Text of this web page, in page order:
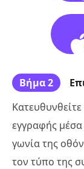
Βήμα 2
εγγραφής μέσα
γωνία της
τον τύπο της